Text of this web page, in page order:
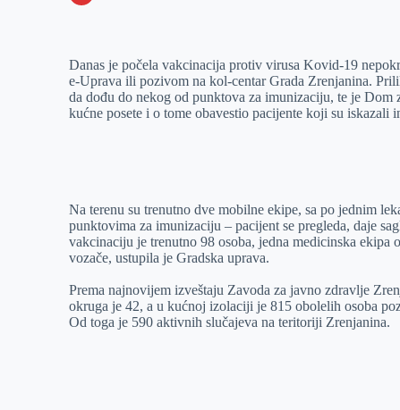
e
r
I
n
s
A
p
a
i
l
Danas je počela vakcinacija protiv virusa Kovid-19
e-Uprava ili pozivom na kol-centar Grada Zrenjanina.
da dođu do nekog od punktova za imunizaciju, te je
kućne posete i o tome obavestio pacijente koji su iskazali
Na terenu su trenutno dve mobilne ekipe, sa po jednim
punktovima za imunizaciju – pacijent se pregleda, daje
vakcinaciju je trenutno 98 osoba, jedna medicinska ekipa
vozače, ustupila je Gradska uprava.
Prema najnovijem izveštaju Zavoda za javno zdravlje
okruga je 42, a u kućnoj izolaciji je 815 obolelih osoba
Od toga je 590 aktivnih slučajeva na teritoriji Zrenjanina.